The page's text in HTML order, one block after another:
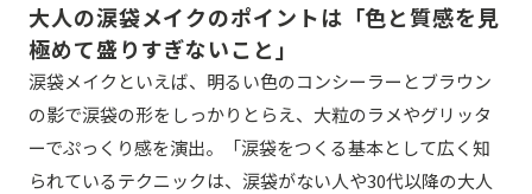
大人の涙袋メイクのポイントは「色と質感を見
極めて盛りすぎないこと」
涙袋メイクといえば、明るい色のコンシーラーとブラウン
の影で涙袋の形をしっかりとらえ、大粒のラメやグリッタ
ーでぷっくり感を演出。「涙袋をつくる基本として広く知
られているテクニックは、涙袋がない人や30代以降の大人